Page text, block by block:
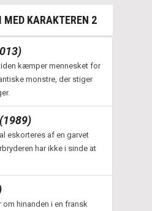
MED KARAKTEREN 2
kæmper mennesket for
monstre, der stiger
eskorteres af en garvet
har ikke i sinde at
om hinanden i en fransk